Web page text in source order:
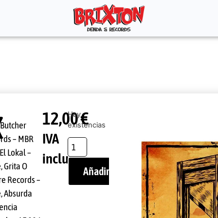
– MBR
Lokal –
Grita O
Records –
Absurda
12,00€
IVA
incluido
Hay
existencias
Añadir al carrito